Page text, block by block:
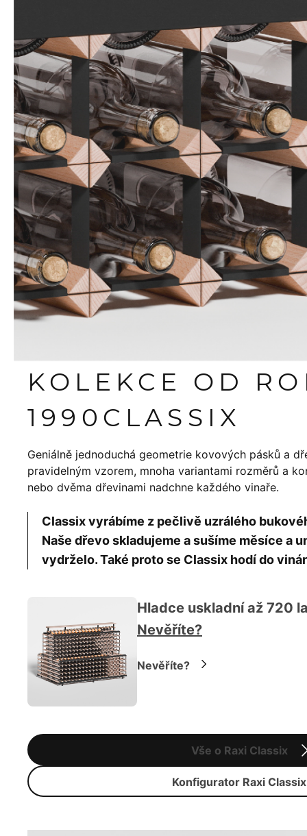
KOLEKCE OD
1990 CLASSIX
Geniálně jednoduchá geometrie kovových pásků a
pravidelným vzorem, mnoha variantami rozměrů a
nebo dvěma dřevinami nadchne každého vinaře.
Classix vyrábíme z pečlivě uzrálého
Naše dřevo skladujeme a sušíme měsíce a
vydrželo. Také proto se Classix hodí do
Vše o Raxi Classix
Konfigurator Raxi Classix
Hladce uskladní až 720
Nevěříte?
Nevěříte?